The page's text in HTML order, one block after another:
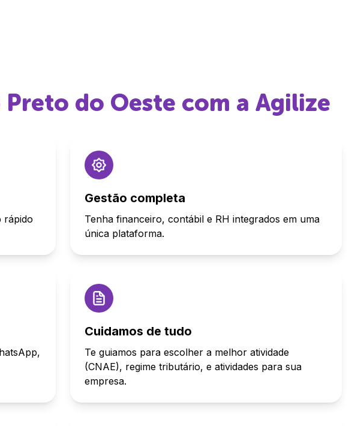
do Oeste com a Agilize
rápido
Gestão completa
Tenha financeiro, contábil e RH integrados em uma
única plataforma.
Cuidamos de tudo
Te guiamos para escolher a melhor atividade
(CNAE), regime tributário, e atividades para sua
empresa.